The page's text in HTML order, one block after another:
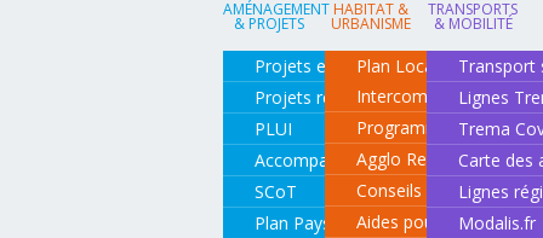
AMÉNAGEMENT
& PROJETS
Projets en cours
Projets réalisés
PLUI
Accompagnement de projets
SCoT
Plan Paysage
HABITAT &
URBANISME
Plan Local d'Urbanisme
Intercommunal
Programme local de
Agglo Renov
Conseils pour rénover
Aides pour rénover
TRANSPORTS
& MOBILITÉ
Transport
Lignes
Trema
Carte des
Lignes
Modalis.fr